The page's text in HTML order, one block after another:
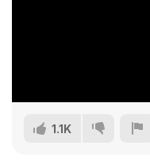
1.1K